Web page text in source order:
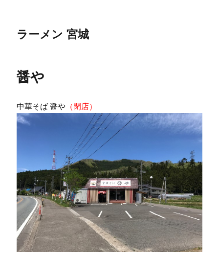
ラーメン 宮城
醤や
中華そば 醤や （閉店）